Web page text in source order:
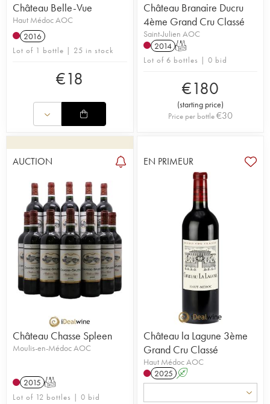
Château Belle-Vue
Haut Médoc AOC
2016
Lot of 1 bottle | 25 in stock
€18
Château Branaire Ducru
4ème Grand Cru Classé
Saint-Julien AOC
2014 T
Lot of 6 bottles | 0 bid
€180
(starting price)
Price per bottle€30
AUCTION
Château Chasse Spleen
Moulis-en-Médoc AOC
2015 T
Lot of 12 bottles | 0 bid
EN PRIMEUR
Château la Lagune 3ème
Grand Cru Classé
Haut Médoc AOC
2025 A